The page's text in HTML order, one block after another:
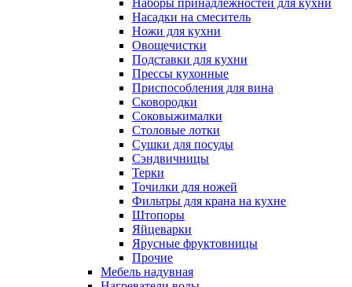
Наборы принадлежностей для кухни
Насадки на смеситель
Ножи для кухни
Овощечистки
Подставки для кухни
Прессы кухонные
Приспособления для вина
Сковородки
Соковыжималки
Столовые лотки
Сушки для посуды
Сэндвичницы
Терки
Точилки для ножей
Фильтры для крана на кухне
Штопоры
Яйцеварки
Ярусные фруктовницы
Прочие
Мебель надувная